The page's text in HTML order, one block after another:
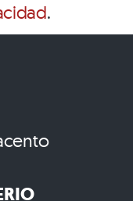
.